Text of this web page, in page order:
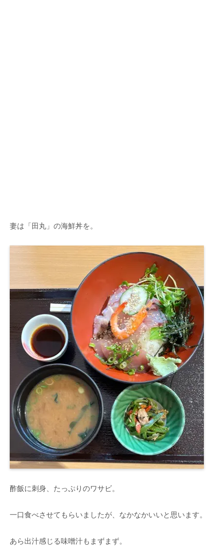
妻は「田丸」の海鮮丼を。
酢飯に刺身、たっぷりのワサビ。
一口食べさせてもらいましたが、なかなかいいと思います。
あら出汁感じる味噌汁もまずまず。